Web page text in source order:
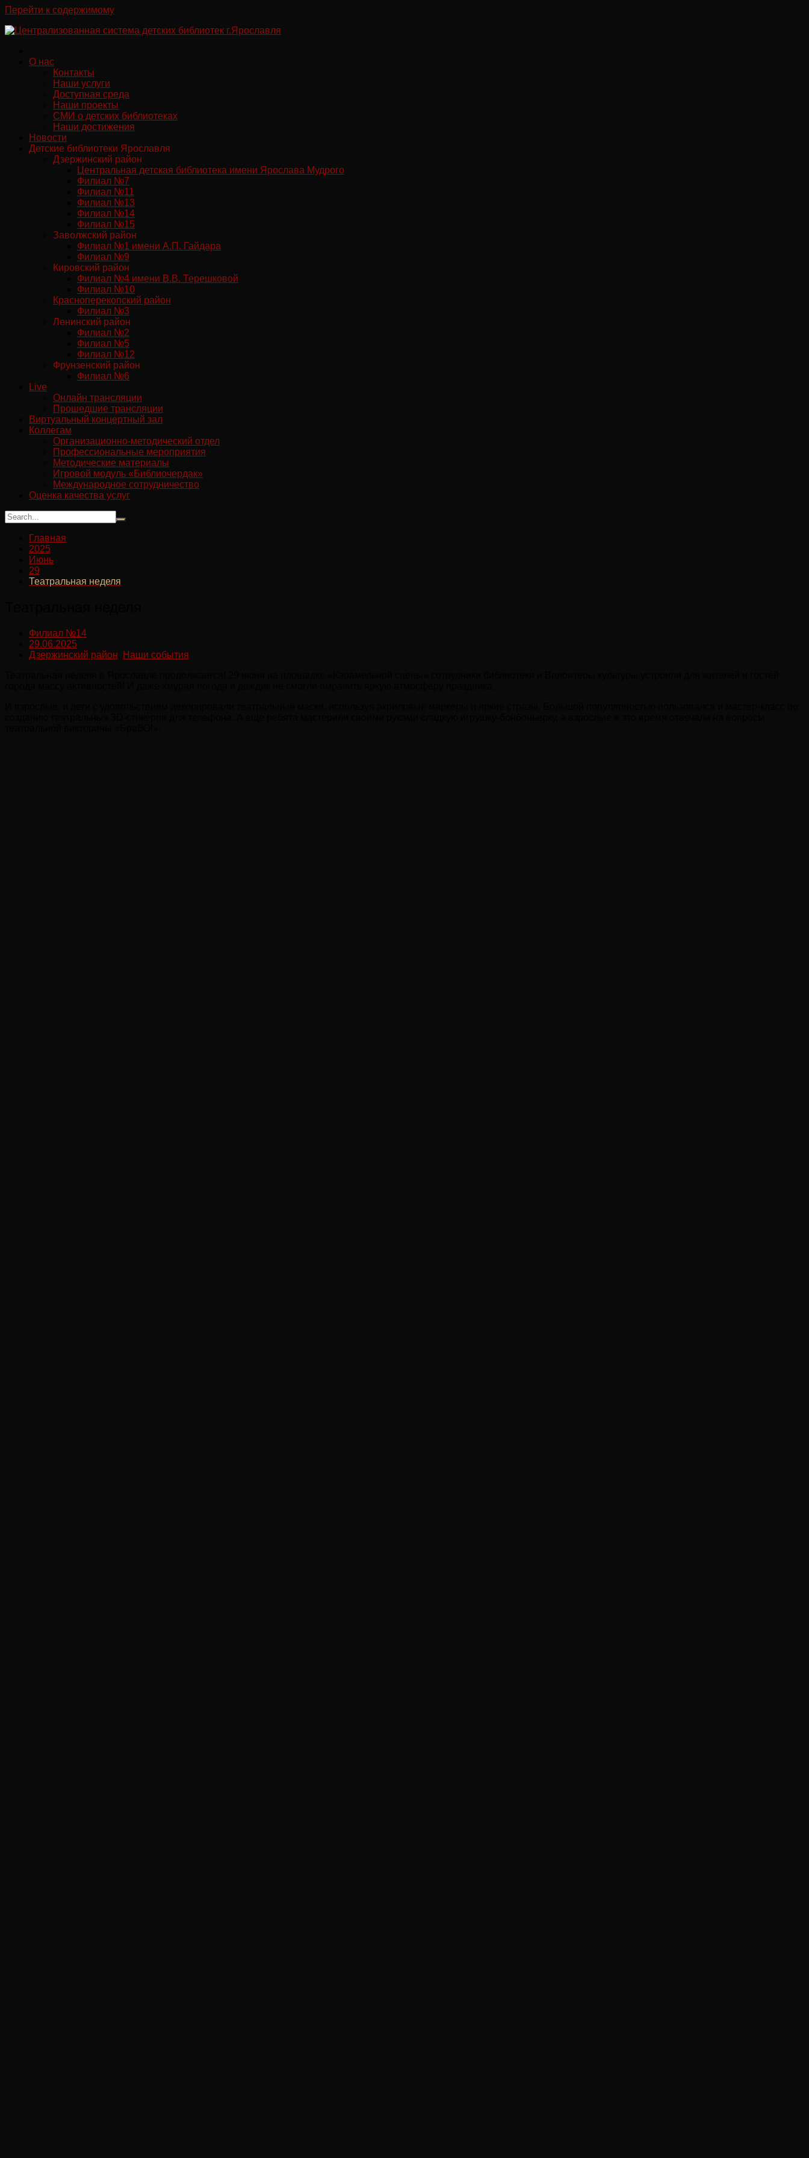
Перейти к содержимому
О нас
Контакты
Наши услуги
Доступная среда
Наши проекты
СМИ о детских библиотеках
Наши достижения
Новости
Детские библиотеки Ярославля
Дзержинский район
Центральная детская библиотека имени Ярослава Мудрого
Филиал №7
Филиал №11
Филиал №13
Филиал №14
Филиал №15
Заволжский район
Филиал №1 имени А.П. Гайдара
Филиал №9
Кировский район
Филиал №4 имени В.В. Терешковой
Филиал №10
Красноперекопский район
Филиал №3
Ленинский район
Филиал №2
Филиал №5
Филиал №12
Фрунзенский район
Филиал №6
Live
Онлайн трансляции
Прошедшие трансляции
Виртуальный концертный зал
Коллегам
Организационно-методический отдел
Профессиональные мероприятия
Методические материалы
Игровой модуль «Библиочердак»
Международное сотрудничество
Оценка качества услуг
Главная
2025
Июнь
29
Театральная неделя
Филиал №14
29.06.2025
Дзержинский район
Наши события